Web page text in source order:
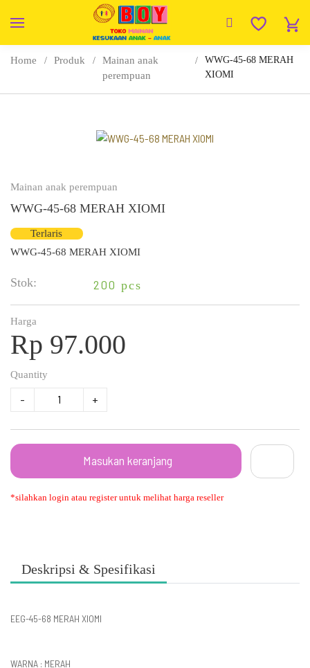
Home Produk
Mainan anak
perempuan
WWG-45-68 MERAH
XIOMI
Mainan anak perempuan
WWG-45-68 MERAH XIOMI
Terlaris
WWG-45-68 MERAH XIOMI
Stok: 200 pcs
Harga
Rp 97.000
Quantity
- +
Masukan keranjang
*silahkan login atau register untuk melihat harga reseller
Deskripsi & Spesifikasi
EEG-45-68 MERAH XIOMI
WARNA : MERAH